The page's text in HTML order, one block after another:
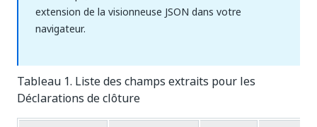
extension de la visionneuse JSON dans votre
navigateur.
Tableau 1. Liste des champs extraits pour les
Déclarations de clôture